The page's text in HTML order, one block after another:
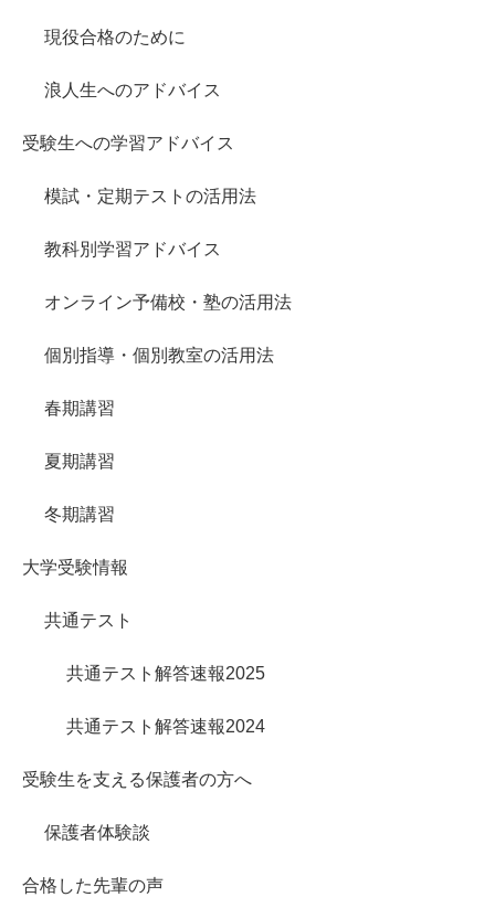
現役合格のために
浪人生へのアドバイス
受験生への学習アドバイス
模試・定期テストの活用法
教科別学習アドバイス
オンライン予備校・塾の活用法
個別指導・個別教室の活用法
春期講習
夏期講習
冬期講習
大学受験情報
共通テスト
共通テスト解答速報2025
共通テスト解答速報2024
受験生を支える保護者の方へ
保護者体験談
合格した先輩の声